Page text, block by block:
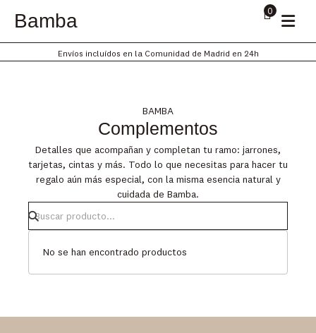
Bamba 0
Envíos incluídos en la Comunidad de Madrid en 24h
Complementos
BAMBA
Detalles que acompañan y completan tu ramo: jarrones,
tarjetas, cintas y más. Todo lo que necesitas para hacer tu
regalo aún más especial, con la misma esencia natural y
cuidada de Bamba.
No se han encontrado productos